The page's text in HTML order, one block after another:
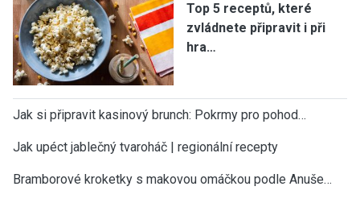
Top 5 receptů, které
zvládnete připravit i při
hra…
Jak si připravit kasinový brunch: Pokrmy pro pohod…
Jak upéct jablečný tvaroháč | regionální recepty
Bramborové kroketky s makovou omáčkou podle Anuše…